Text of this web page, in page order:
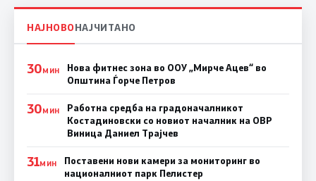
НАЈНОВОНАЈЧИТАНО
30МИН
Нова фитнес зона во ООУ „Мирче Ацев“ во
Општина Ѓорче Петров
30МИН
Работна средба на градоначалникот
Костадиновски со новиот началник на ОВР
Виница Даниел Трајчев
31МИН
Поставени нови камери за мониторинг во
националниот парк Пелистер